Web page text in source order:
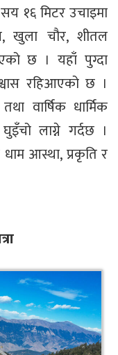
१६ मिटर उचाइमा
खुला चौर, शीतल
छ । यहाँ पुग्दा
रहिआएको छ ।
वार्षिक धार्मिक
लाग्ने गर्दछ ।
आस्था, प्रकृति र